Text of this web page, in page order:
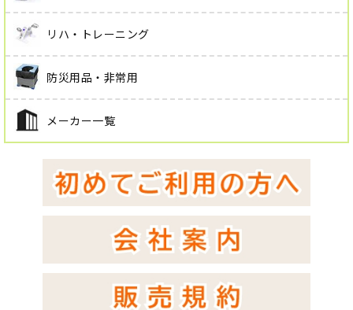
リハ・トレーニング
防災用品・非常用
メーカー一覧